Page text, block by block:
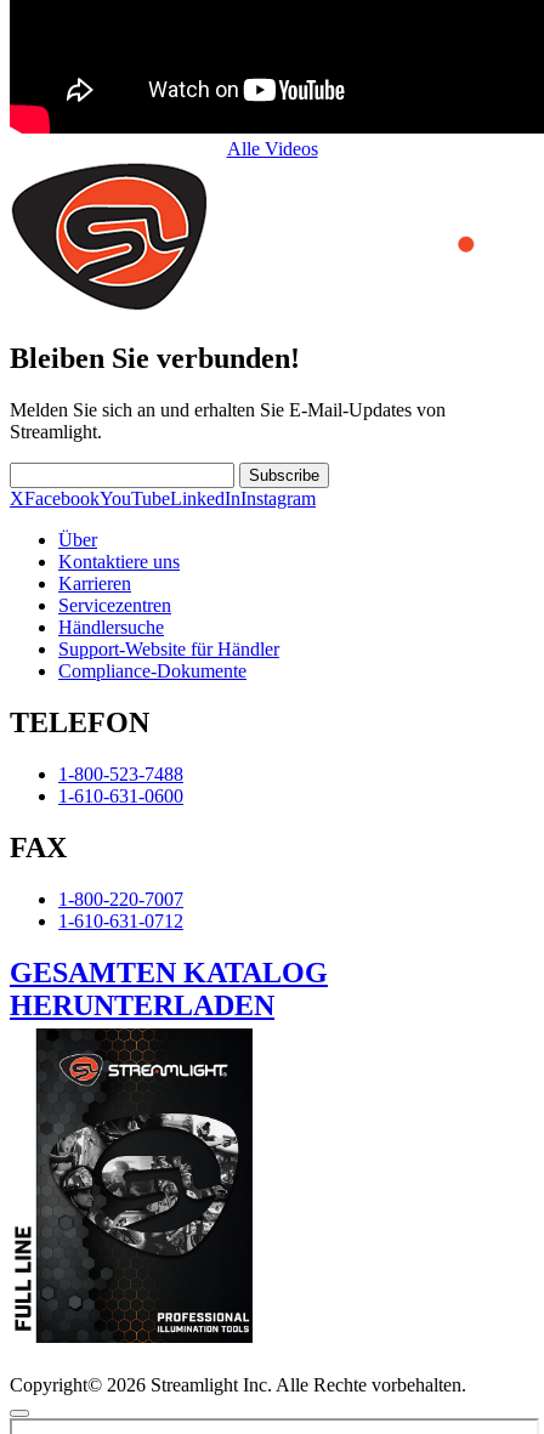
Alle Videos
Bleiben Sie verbunden!
Melden Sie sich an und erhalten Sie E-Mail-Updates von
Streamlight.
Subscribe
XFacebookYouTubeLinkedInInstagram
Über
Kontaktiere uns
Karrieren
Servicezentren
Händlersuche
Support-Website für Händler
Compliance-Dokumente
TELEFON
1-800-523-7488
1-610-631-0600
FAX
1-800-220-7007
1-610-631-0712
GESAMTEN KATALOG
HERUNTERLADEN
Copyright© 2026 Streamlight Inc. Alle Rechte vorbehalten.